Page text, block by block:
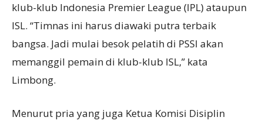
klub-klub Indonesia Premier League (IPL) ataupun
ISL. “Timnas ini harus diawaki putra terbaik
bangsa. Jadi mulai besok pelatih di PSSI akan
memanggil pemain di klub-klub ISL,” kata
Limbong.
Menurut pria yang juga Ketua Komisi Disiplin